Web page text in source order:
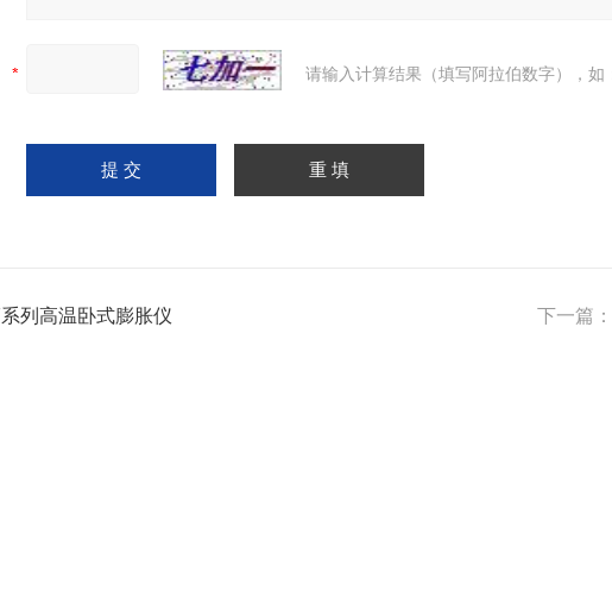
请输入计算结果（填写阿拉伯数字），如
列高温卧式膨胀仪 下一篇：